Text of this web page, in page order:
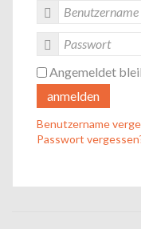
Angemeldet
anmelden
Benutzername
Passwort